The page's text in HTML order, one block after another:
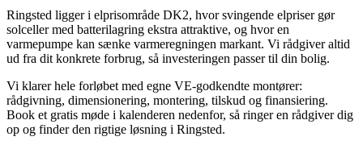
Ringsted ligger i elprisområde DK2, hvor svingende elpriser gør
solceller med batterilagring ekstra attraktive, og hvor en
varmepumpe kan sænke varmeregningen markant. Vi rådgiver altid
ud fra dit konkrete forbrug, så investeringen passer til din bolig.
Vi klarer hele forløbet med egne VE-godkendte montører:
rådgivning, dimensionering, montering, tilskud og finansiering.
Book et gratis møde i kalenderen nedenfor, så ringer en rådgiver dig
op og finder den rigtige løsning i Ringsted.